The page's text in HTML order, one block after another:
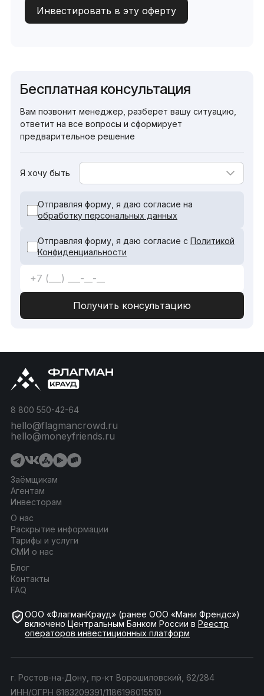
Инвестировать в эту оферту
Бесплатная консультация
Вам позвонит менеджер, разберет вашу ситуацию,
ответит на все вопросы и сформирует
предварительное решение
Я хочу быть
Отправляя форму, я даю согласие на
обработку персональных данных
Отправляя форму, я даю согласие с Политикой
Конфиденциальности
Заёмщикам
Агентам
Инвесторам
О нас
Раскрытие информации
Тарифы и услуги
СМИ о нас
Блог
Контакты
FAQ
8 800 550-42-64
hello@flagmancrowd.ru
hello@moneyfriends.ru
ООО «ФлагманКрауд» (ранее ООО «Мани Френдс»)
включено Центральным Банком России в Реестр
операторов инвестиционных платформ
г. Ростов-на-Дону, пр-кт Ворошиловский, 62/284
ИНН/ОГРН 6163209391/1186196015510